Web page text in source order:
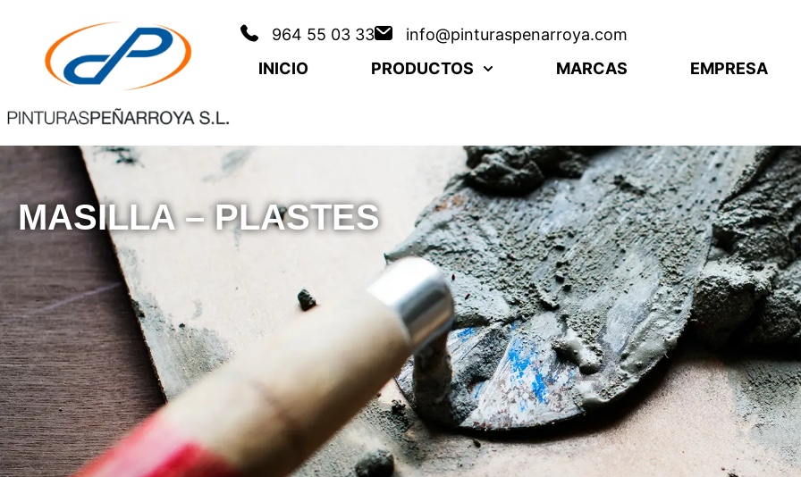
964 55 03 33
info@pinturaspenarroya.com
INICIO
PRODUCTOS MARCAS EMPRESA
MASILLA – PLASTES